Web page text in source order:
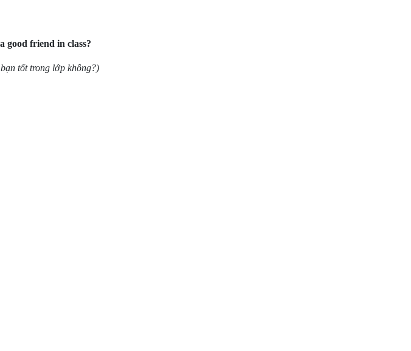
good friend in class?
tốt trong lớp không?)